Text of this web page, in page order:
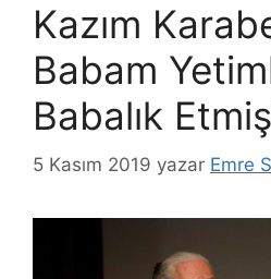
Kazım
Babam
Babalık
5 Kasım 2019 yazar Emre